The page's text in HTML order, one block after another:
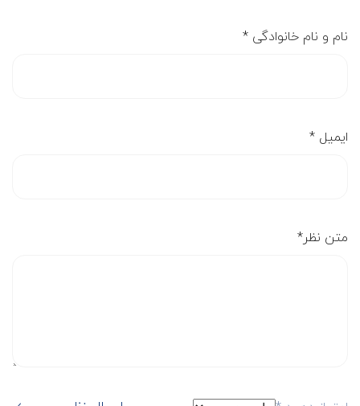
نام و نام خانوادگی *
ایمیل *
متن نظر*